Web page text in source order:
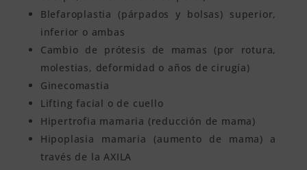
Blefaroplastia (párpados y bolsas) superior,
inferior o ambas
Cambio de prótesis de mamas (por rotura,
molestias, deformidad o años de cirugía)
Ginecomastia
Lifting facial o de cuello
Hipertrofia mamaria (reducción de mama)
Hipoplasia mamaria (aumento de mama) a
través de la AXILA